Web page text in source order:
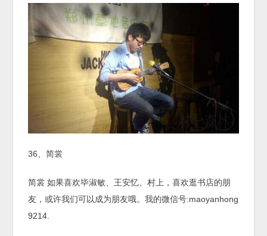
36、简裳
简裳 如果喜欢毕淑敏、王安忆、村上，喜欢逛书店的朋
友，或许我们可以成为朋友哦。我的微信号:maoyanhong
9214.